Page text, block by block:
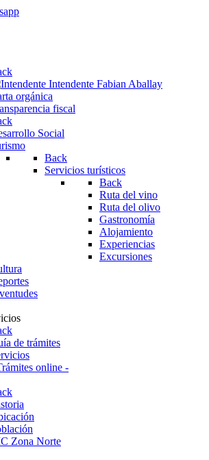
Intendente Fabian Aballay
orgánica
fiscal
Social
Back
Servicios turísticos
Back
Ruta del vino
Ruta del olivo
Gastronomía
Alojamiento
Experiencias
Excursiones
de trámites
online -
Zona Norte